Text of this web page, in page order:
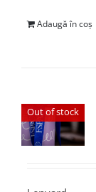
Adaugă în coș
Out of stock